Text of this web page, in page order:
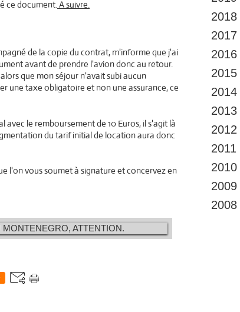
ce document.A suivre.
de la copie du contrat, m'informe que j'ai
avant de prendre l'avion donc au retour.
que mon séjour n'avait subi aucun
une taxe obligatoire et non une assurance, ce
avec le remboursement de 10 Euros, il s'agit là
du tarif initial de location aura donc
l'on vous soumet à signature et concervez en
2018
2017
2016
2015
2014
2013
2012
2011
2010
2009
2008